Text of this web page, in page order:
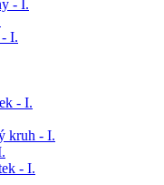
- I.
I.
- I.
kruh - I.
- I.